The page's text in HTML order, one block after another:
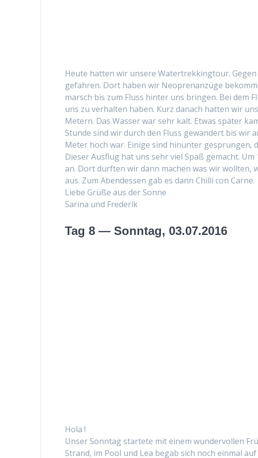
Heute hat­ten wir unsere Watertrekking­tour.
gefahren. Dort haben wir Neo­pre­nanzüge
marsch bis zum Fluss hin­ter uns brin­gen. Bei dem
uns zu ver­hal­ten haben. Kurz danach hat­ten wir
Metern. Das Wass­er war sehr kalt. Etwas später
Stunde sind wir durch den Fluss gewan­dert bis wir
Meter hoch war. Einige sind hin­unter gesprun­gen,
Dieser Aus­flug hat uns sehr viel Spaß gemacht.
an. Dort durften wir dann machen was wir woll­ten,
aus. Zum Aben­dessen gab es dann Chilli con Carne.
Liebe Grüße aus der Sonne
Sari­na und Frederik
Tag 8 — Sonntag, 03.07.2016
Hola !
Unser Son­ntag startete mit einem wun­der­vollen
Strand, im Pool und Lea begab sich noch ein­mal